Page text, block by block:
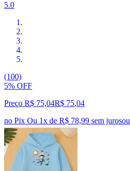
5.0
(100)
5% OFF
Preço R$ 75,04R$ 75,04
no Pix Ou 1x de R$ 78,99 sem jurosou